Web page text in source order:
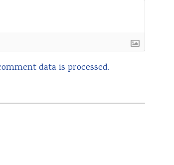
data is processed.